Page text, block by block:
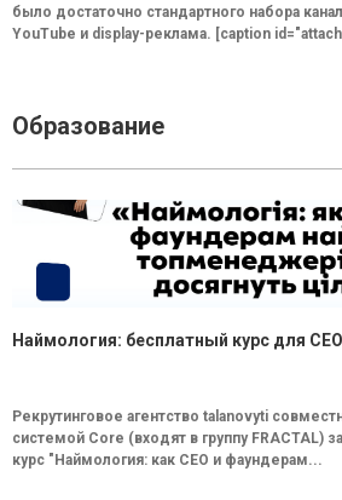
было достаточно стандартного набора
YouTube и display-реклама. [caption
Образование
Наймология: бесплатный курс для
Рекрутинговое агентство talanovyti
системой Core (входят в группу FRACTAL)
курс "Наймология: как СEO и фаундерам...